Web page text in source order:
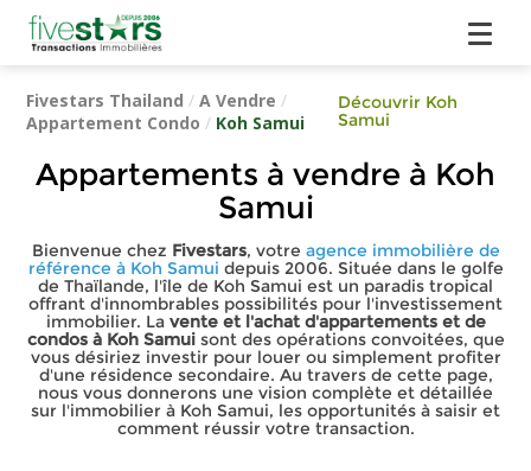
Fivestars Thailand /A Vendre /
Appartement Condo / Koh Samui
Découvrir Koh
Samui
Appartements à vendre à Koh
Samui
Bienvenue chez Fivestars, votre agence immobilière de
référence à Koh Samui depuis 2006. Située dans le golfe
de Thaïlande, l'île de Koh Samui est un paradis tropical
offrant d'innombrables possibilités pour l'investissement
immobilier. La vente et l'achat d'appartements et de
condos à Koh Samuisont des opérations convoitées, que
vous désiriez investir pour louer ou simplement profiter
d'une résidence secondaire. Au travers de cette page,
nous vous donnerons une vision complète et détaillée
sur l'immobilier à Koh Samui, les opportunités à saisir et
comment réussir votre transaction.